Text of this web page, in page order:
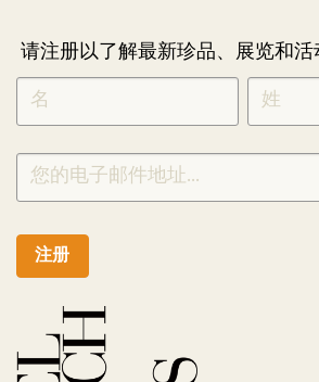
请注册以了解最新珍品、展览和活
NEWLETTER
SIGNUP
CHINESE
*
注册